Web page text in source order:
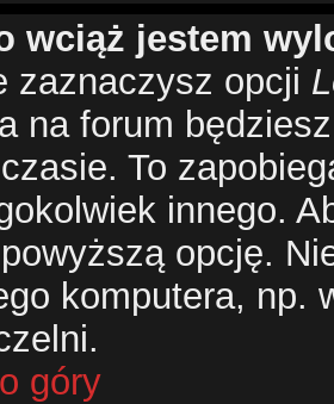
wciąż jestem
zaznaczysz opcji
na forum
To
innego.
opcję.
komputera, np.
góry